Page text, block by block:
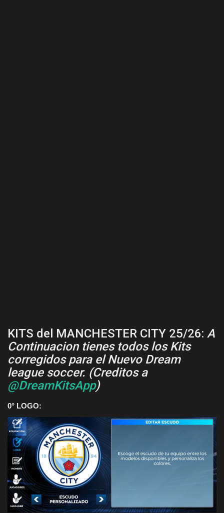
KITS del MANCHESTER CITY 25/26: A
Continuacion tienes todos los Kits
corregidos para el Nuevo Dream
league soccer. (Creditos a
@DreamKitsApp)
0° LOGO: